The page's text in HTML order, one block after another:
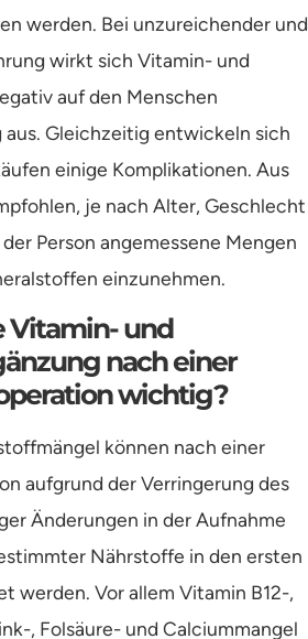
werden. Bei unzureichender und
wirkt sich Vitamin- und
auf den Menschen
Gleichzeitig entwickeln sich
einige Komplikationen. Aus
je nach Alter, Geschlecht
Person angemessene Mengen
einzunehmen.
Vitamin- und
nach einer
wichtig?
können nach einer
aufgrund der Verringerung des
Änderungen in der Aufnahme
Nährstoffe in den ersten
werden. Vor allem Vitamin B12-,
, Folsäure- und Calciummangel